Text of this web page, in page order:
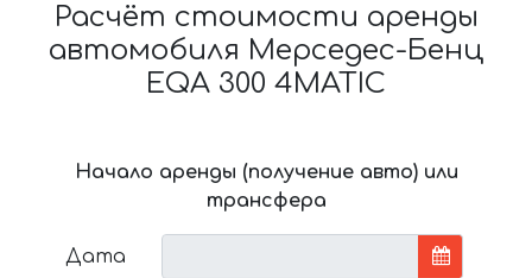
Расчёт стоимости аренды
автомобиля Мерседес-Бенц
EQA 300 4MATIC
Начало аренды (получение авто) или
трансфера
Дата